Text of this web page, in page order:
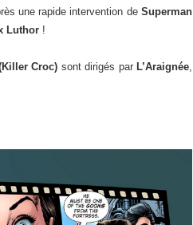
une rapide intervention de Superman
Luthor !
Croc) sont dirigés par L’Araignée,